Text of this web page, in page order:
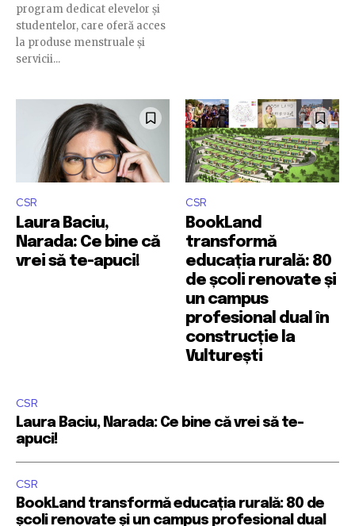
program dedicat elevelor și
studentelor, care oferă acces
la produse menstruale și
servicii...
CSR
Laura Baciu,
Narada: Ce bine că
vrei să te-apuci!
CSR
BookLand
transformă
educația rurală: 80
de școli renovate și
un campus
profesional dual în
construcție la
Vulturești
CSR
Laura Baciu, Narada: Ce bine că vrei să te-
apuci!
CSR
BookLand transformă educația rurală: 80 de
școli renovate și un campus profesional dual